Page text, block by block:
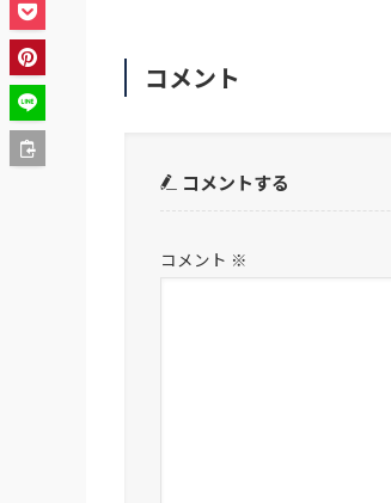
コメント
コメントする
コメント ※